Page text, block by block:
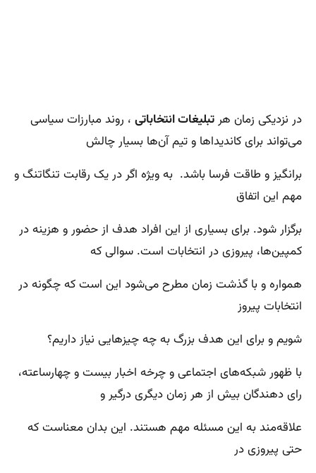
در نزدیکی زمان هر تبلیغات انتخاباتی ، روند مبارزات سیاسی
می‌تواند برای کاندیداها و تیم آن‌ها بسیار چالش
برانگیز و طاقت فرسا باشد. به ویژه اگر در یک رقابت تنگاتنگ و
مهم این اتفاق
برگزار شود. برای بسیاری از این افراد هدف از حضور و هزینه در
کمپین‌ها، پیروزی در انتخابات است. سوالی که
همواره و با گذشت زمان مطرح می‌شود این است که چگونه در
انتخابات پیروز
شویم و برای این هدف بزرگ به چه چیزهایی نیاز داریم؟
با ظهور شبکه‌های اجتماعی و چرخه اخبار بیست و چهارساعته،
رای دهندگان بیش از هر زمان دیگری درگیر و
علاقه‌مند به این مسئله مهم هستند. این بدان معناست که
حتی پیروزی در